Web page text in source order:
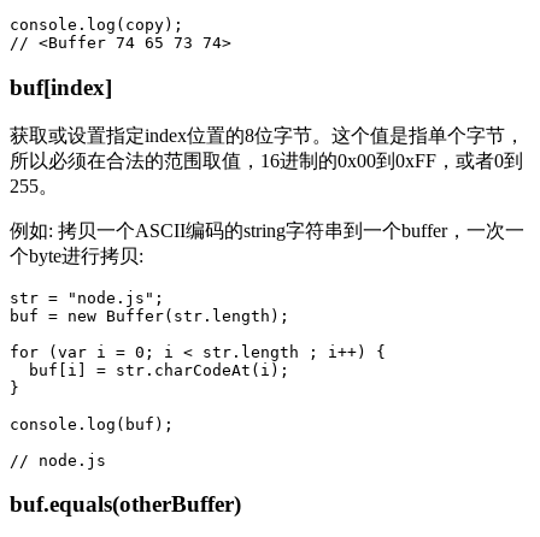
console.log(copy);
buf[index]
获取或设置指定index位置的8位字节。这个值是指单个字节，
所以必须在合法的范围取值，16进制的0x00到0xFF，或者0到
255。
例如: 拷贝一个ASCII编码的string字符串到一个buffer，一次一
个byte进行拷贝:
str = "node.js";
buf = new Buffer(str.length);
for (var i = 0; i < str.length ; i++) {
  buf[i] = str.charCodeAt(i);
}
console.log(buf);
buf.equals(otherBuffer)